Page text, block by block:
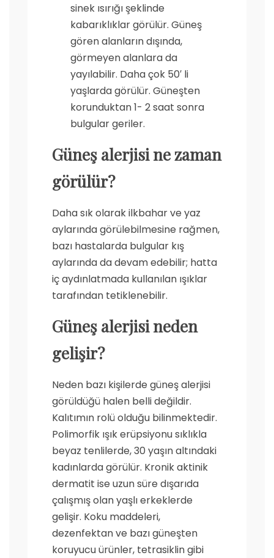
sinek ısırığı şeklinde
kabarıklıklar görülür. Güneş
gören alanların dışında,
görmeyen alanlara da
yayılabilir. Daha çok 50′ li
yaşlarda görülür. Güneşten
korunduktan 1- 2 saat sonra
bulgular geriler.
Güneş alerjisi ne zaman
görülür?
Daha sık olarak ilkbahar ve yaz
aylarında görülebilmesine rağmen,
bazı hastalarda bulgular kış
aylarında da devam edebilir; hatta
iç aydınlatmada kullanılan ışıklar
tarafından tetiklenebilir.
Güneş alerjisi neden
gelişir?
Neden bazı kişilerde güneş alerjisi
görüldüğü halen belli değildir.
Kalıtımın rolü olduğu bilinmektedir.
Polimorfik ışık erüpsiyonu sıklıkla
beyaz tenlilerde, 30 yaşın altındaki
kadınlarda görülür. Kronik aktinik
dermatit ise uzun süre dışarıda
çalışmış olan yaşlı erkeklerde
gelişir. Koku maddeleri,
dezenfektan ve bazı güneşten
koruyucu ürünler, tetrasiklin gibi